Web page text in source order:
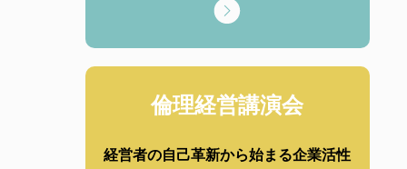
倫理経営講演会
経営者の自己革新から始まる企業活性